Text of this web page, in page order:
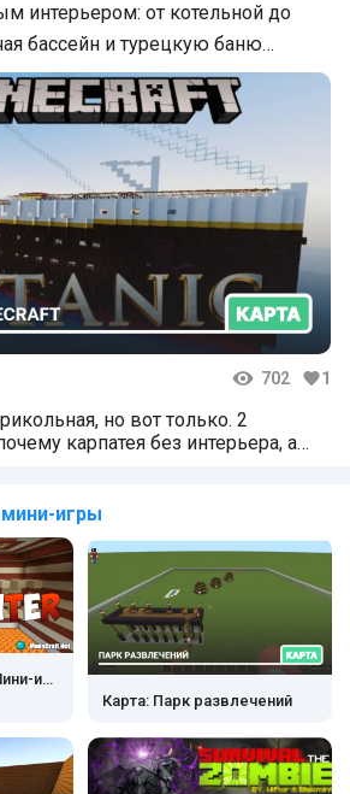
интерьером: от котельной до
бассейн и турецкую баню…
702 1
но вот только. 2
карпатея без интерьера, а
мини-игры
Карта: BossFighter [Мини-игра]
Карта: Парк развлечений